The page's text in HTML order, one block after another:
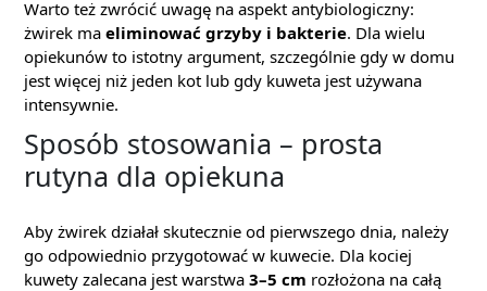
Warto też zwrócić uwagę na aspekt antybiologiczny:
żwirek ma eliminować grzyby i bakterie. Dla wielu
opiekunów to istotny argument, szczególnie gdy w domu
jest więcej niż jeden kot lub gdy kuweta jest używana
intensywnie.
Sposób stosowania – prosta
rutyna dla opiekuna
Aby żwirek działał skutecznie od pierwszego dnia, należy
go odpowiednio przygotować w kuwecie. Dla kociej
kuwety zalecana jest warstwa 3–5 cm rozłożona na całą